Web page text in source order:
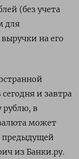
(без учета
для
на его
и завтра
рублю, в
может
предыдущей
из Банки.ру.